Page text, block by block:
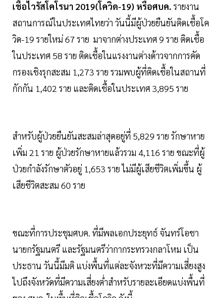
เชื้อไวรัสโคโรนา 2019(โควิด-19) หรือศบค. รายงาน
สถานการณ์ในประเทศไทยว่า วันนี้มีผู้ป่วยยืนยันติดเชื้อโค
วิด-19 รายใหม่ 67 ราย มาจากต่างประเทศ 9 ราย ติดเชื้อ
ในประเทศ 58 ราย ติดเชื้อในแรงงานต่างด้าวจากการคัด
กรองเชิงรุกสะสม 1,273 ราย รวมพบผู้ที่ติดเชื้อในสถานที่
กักกัน 1,402 ราย และติดเชื้อในประเทศ 3,895 ราย
สำหรับผู้ป่วยยืนยันสะสมล่าสุดอยู่ที่ 5,829 ราย รักษาหาย
เพิ่ม 21 ราย ผู้ป่วยรักษาหายแล้วรวม 4,116 ราย ขณะที่ผู้
ป่วยกำลังรักษาตัวอยู่ 1,653 ราย ไม่มีผู้เสียชีวิตเพิ่มขึ้น ผู้
เสียชีวิตสะสม 60 ราย
ขณะที่การประชุมศบค. ที่มีพลเอกประยุทธ์ จันทร์โอชา
นายกรัฐมนตรี และรัฐมนตรีว่ากากระทรวงกลาโหม เป็น
ประธาน วันนี้มีมติ แบ่งพื้นที่แต่ละจังหวะที่มีความเสี่ยงสูง
ไปถึงจังหวัดที่มีความเสี่ยงต่ำสำหรับรายละเอียดแบ่งพื้นที่